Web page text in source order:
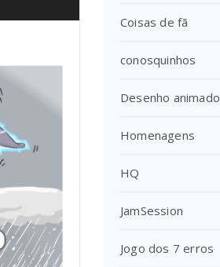
Coisas de fã
conosquinhos
Desenho animado
Homenagens
HQ
JamSession
Jogo dos 7 erros